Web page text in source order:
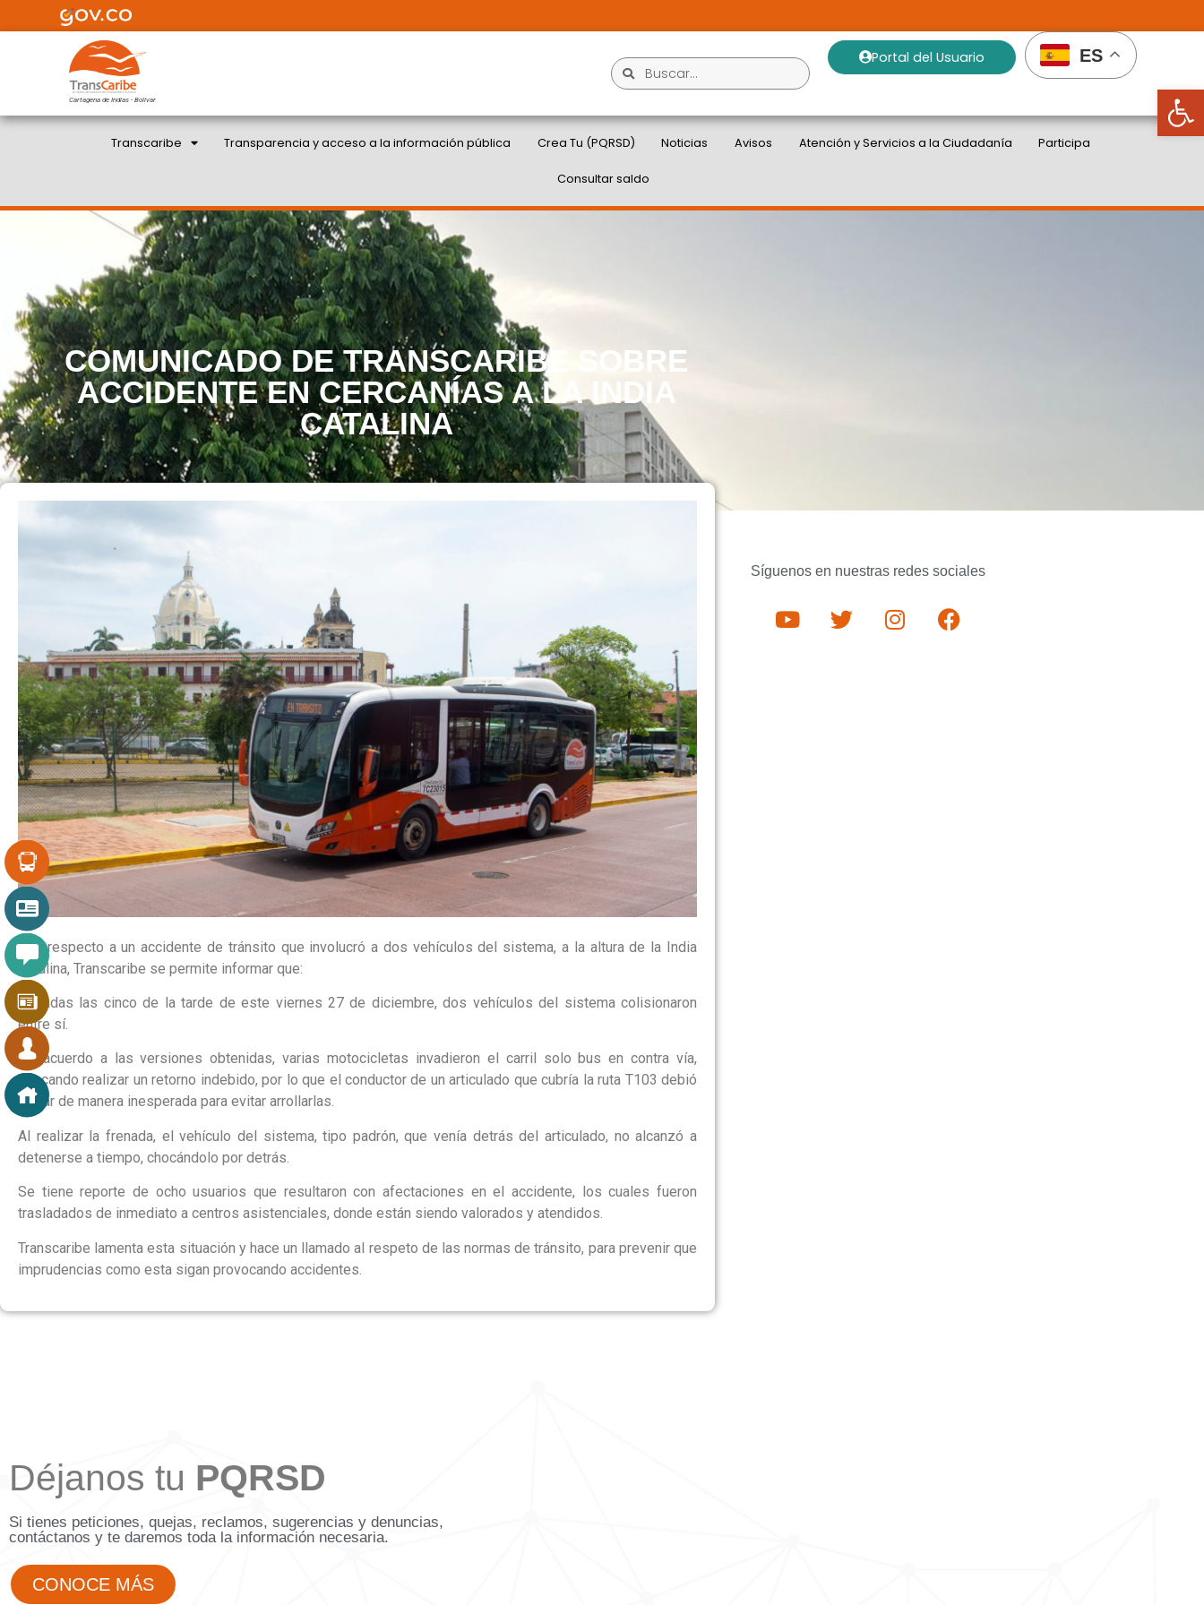
Abrir
Cartagena de Indias - Bolivar
Portal del Usuario ES
Transcaribe Transparencia y acceso a la información pública Crea Tu (PQRSD) Noticias Avisos Atención y Servicios a la Ciudadanía Participa
Consultar saldo
COMUNICADO DE TRANSCARIBE SOBRE
ACCIDENTE EN CERCANÍAS A LA INDIA
CATALINA
Con respecto a un accidente de tránsito que involucró a dos vehículos del sistema, a la altura de la India
Catalina, Transcaribe se permite informar que:
Pasadas las cinco de la tarde de este viernes 27 de diciembre, dos vehículos del sistema colisionaron
entre sí.
De acuerdo a las versiones obtenidas, varias motocicletas invadieron el carril solo bus en contra vía,
buscando realizar un retorno indebido, por lo que el conductor de un articulado que cubría la ruta T103 debió
frenar de manera inesperada para evitar arrollarlas.
Al realizar la frenada, el vehículo del sistema, tipo padrón, que venía detrás del articulado, no alcanzó a
detenerse a tiempo, chocándolo por detrás.
Se tiene reporte de ocho usuarios que resultaron con afectaciones en el accidente, los cuales fueron
trasladados de inmediato a centros asistenciales, donde están siendo valorados y atendidos.
Transcaribe lamenta esta situación y hace un llamado al respeto de las normas de tránsito, para prevenir que
imprudencias como esta sigan provocando accidentes.
Síguenos en nuestras redes sociales
Déjanos tu PQRSD
Si tienes peticiones, quejas, reclamos, sugerencias y denuncias,
contáctanos y te daremos toda la información necesaria.
CONOCE MÁS